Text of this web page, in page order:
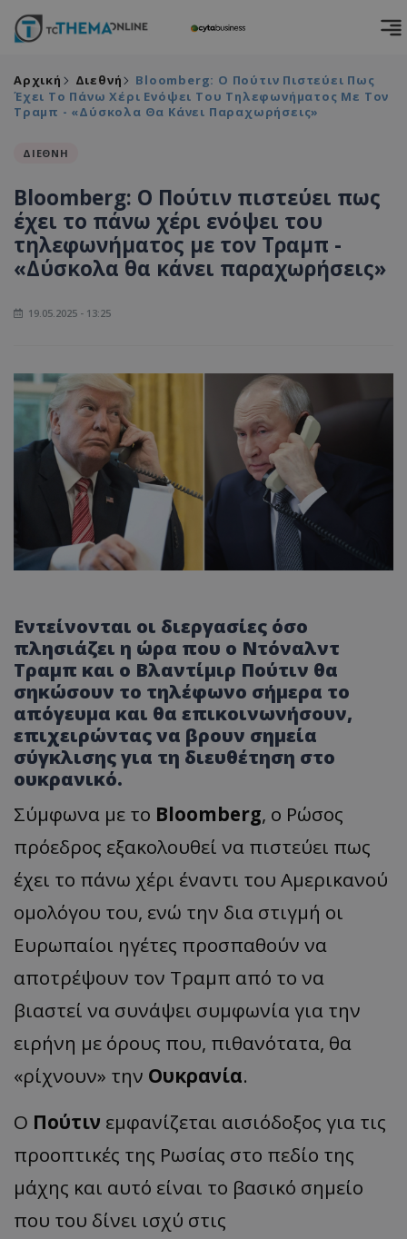
Αρχική Διεθνή
Bloomberg: Ο Πούτιν Πιστεύει Πως
Έχει Το Πάνω Χέρι Ενόψει Του Τηλεφωνήματος Με Τον
Τραμπ - «Δύσκολα Θα Κάνει Παραχωρήσεις»
ΔΙΕΘΝΗ
Bloomberg: Ο Πούτιν πιστεύει πως
έχει το πάνω χέρι ενόψει του
τηλεφωνήματος με τον Τραμπ -
«Δύσκολα θα κάνει παραχωρήσεις»
19.05.2025 - 13:25
Εντείνονται οι διεργασίες όσο
πλησιάζει η ώρα που ο Ντόναλντ
Τραμπ και ο Βλαντίμιρ Πούτιν θα
σηκώσουν το τηλέφωνο σήμερα το
απόγευμα και θα επικοινωνήσουν,
επιχειρώντας να βρουν σημεία
σύγκλισης για τη διευθέτηση στο
ουκρανικό.
Σύμφωνα με το Bloomberg, ο Ρώσος
πρόεδρος εξακολουθεί να πιστεύει πως
έχει το πάνω χέρι έναντι του Αμερικανού
ομολόγου του, ενώ την δια στιγμή οι
Ευρωπαίοι ηγέτες προσπαθούν να
αποτρέψουν τον Τραμπ από το να
βιαστεί να συνάψει συμφωνία για την
ειρήνη με όρους που, πιθανότατα, θα
«ρίχνουν» την Ουκρανία.
Ο Πούτιν εμφανίζεται αισιόδοξος για τις
προοπτικές της Ρωσίας στο πεδίο της
μάχης και αυτό είναι το βασικό σημείο
που του δίνει ισχύ στις